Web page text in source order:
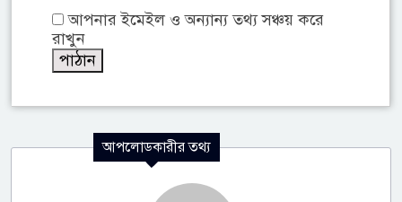
আপনার ইমেইল ও অন্যান্য তথ্য সঞ্চয় করে
রাখুন
আপলোডকারীর তথ্য